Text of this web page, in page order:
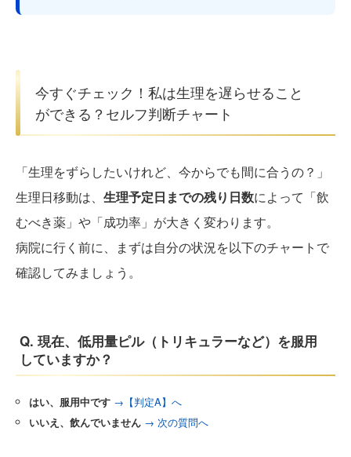
今すぐチェック！私は生理を遅らせること
ができる？セルフ判断チャート
「生理をずらしたいけれど、今からでも間に合うの？」
生理日移動は、 生理予定日までの残り日数によって「飲
むべき薬」や「成功率」が大きく変わります。
病院に行く前に、まずは自分の状況を以下のチャートで
確認してみましょう。
Q. 現在、低用量ピル（トリキュラーなど）を服用
していますか？
はい、服用中です →【判定A】へ
いいえ、飲んでいません → 次の質問へ